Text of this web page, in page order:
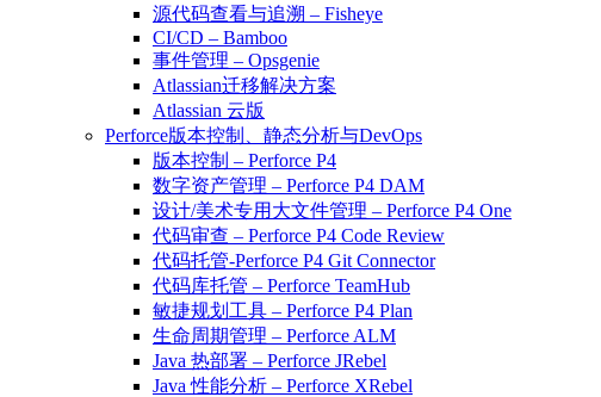
源代码查看与追溯 – Fisheye
CI/CD – Bamboo
事件管理 – Opsgenie
Atlassian迁移解决方案
Atlassian 云版
Perforce版本控制、静态分析与DevOps
版本控制 – Perforce P4
数字资产管理 – Perforce P4 DAM
设计/美术专用大文件管理 – Perforce P4 One
代码审查 – Perforce P4 Code Review
代码托管-Perforce P4 Git Connector
代码库托管 – Perforce TeamHub
敏捷规划工具 – Perforce P4 Plan
生命周期管理 – Perforce ALM
Java 热部署 – Perforce JRebel
Java 性能分析 – Perforce XRebel